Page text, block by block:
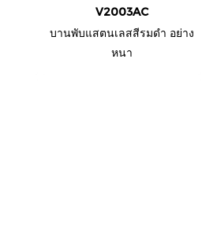
V2003AC
บานพับแสตนเลสสีรมดำ อย่าง
หนา